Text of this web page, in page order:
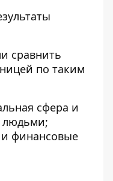
сравнить
по таким
сфера и
людьми;
и финансовые